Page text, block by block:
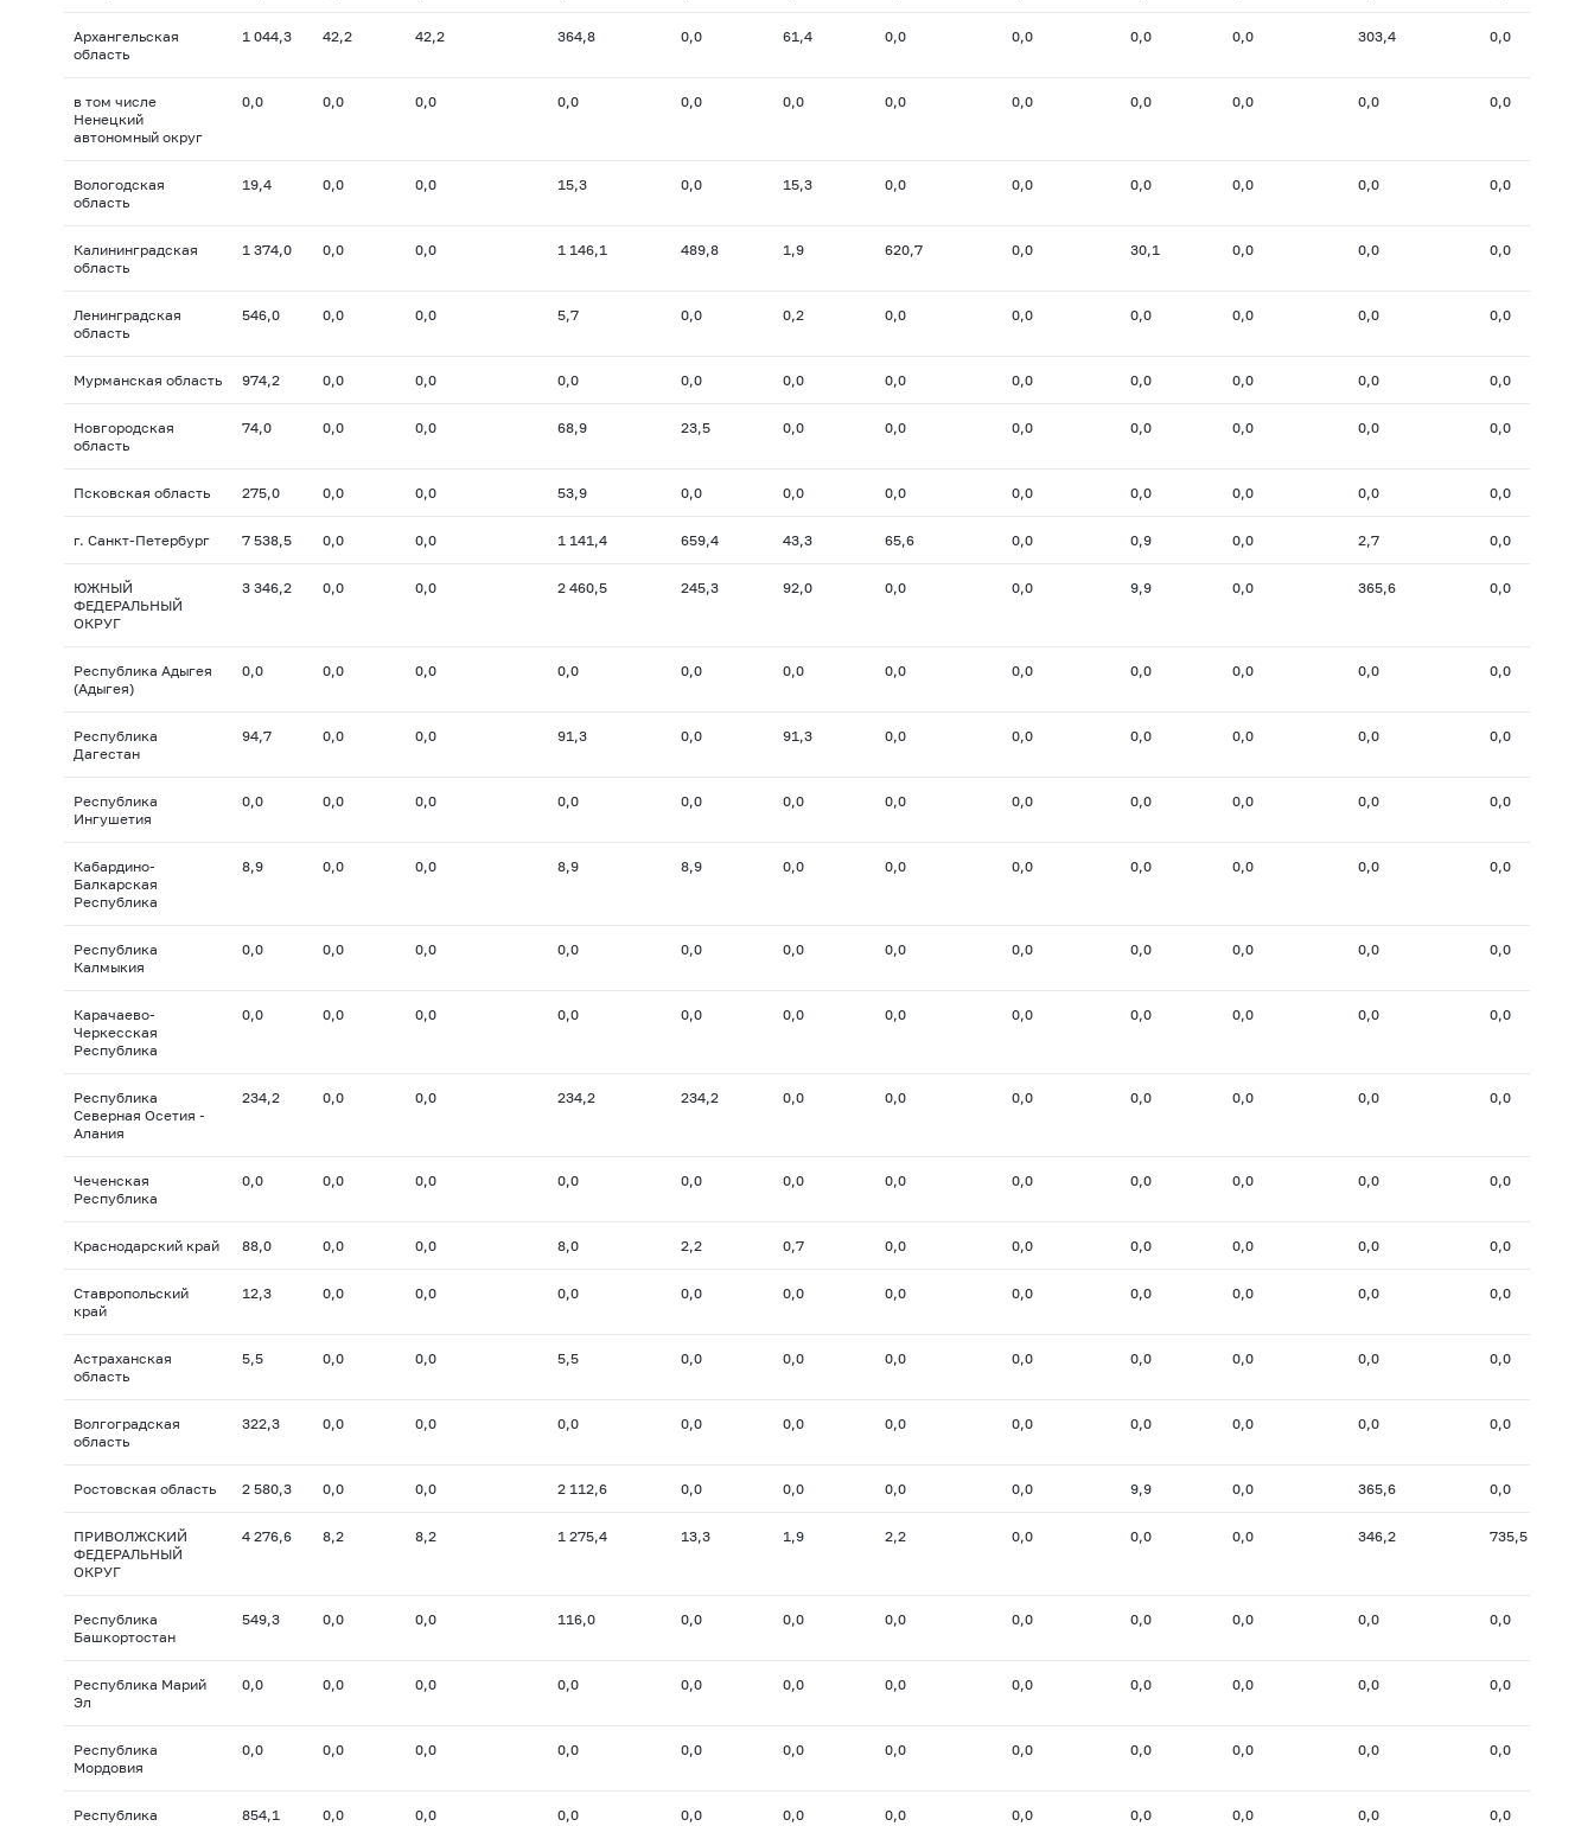
Архангельская
область
1 044,3 42,2 42,2 364,8 0,0 61,4 0,0 0,0 0,0 0,0 303,4 0,0
в том числе
Ненецкий
автономный округ
0,0 0,0 0,0 0,0 0,0 0,0 0,0 0,0 0,0 0,0 0,0 0,0
Вологодская
область
19,4 0,0 0,0 15,3 0,0 15,3 0,0 0,0 0,0 0,0 0,0 0,0
Калининградская
область
1 374,0 0,0 0,0 1 146,1 489,8 1,9 620,7 0,0 30,1 0,0 0,0 0,0
Ленинградская
область
546,0 0,0 0,0 5,7 0,0 0,2 0,0 0,0 0,0 0,0 0,0 0,0
Мурманская область 974,2 0,0 0,0 0,0 0,0 0,0 0,0 0,0 0,0 0,0 0,0 0,0
Новгородская
область
74,0 0,0 0,0 68,9 23,5 0,0 0,0 0,0 0,0 0,0 0,0 0,0
Псковская область 275,0 0,0 0,0 53,9 0,0 0,0 0,0 0,0 0,0 0,0 0,0 0,0
г. Санкт-Петербург 7 538,5 0,0 0,0 1 141,4 659,4 43,3 65,6 0,0 0,9 0,0 2,7 0,0
ЮЖНЫЙ
ФЕДЕРАЛЬНЫЙ
ОКРУГ
3 346,2 0,0 0,0 2 460,5 245,3 92,0 0,0 0,0 9,9 0,0 365,6 0,0
Республика Адыгея
(Адыгея)
0,0 0,0 0,0 0,0 0,0 0,0 0,0 0,0 0,0 0,0 0,0 0,0
Республика
Дагестан
94,7 0,0 0,0 91,3 0,0 91,3 0,0 0,0 0,0 0,0 0,0 0,0
Республика
Ингушетия
0,0 0,0 0,0 0,0 0,0 0,0 0,0 0,0 0,0 0,0 0,0 0,0
Кабардино-
Балкарская
Республика
8,9 0,0 0,0 8,9 8,9 0,0 0,0 0,0 0,0 0,0 0,0 0,0
Республика
Калмыкия
0,0 0,0 0,0 0,0 0,0 0,0 0,0 0,0 0,0 0,0 0,0 0,0
Карачаево-
Черкесская
Республика
0,0 0,0 0,0 0,0 0,0 0,0 0,0 0,0 0,0 0,0 0,0 0,0
Республика
Северная Осетия -
Алания
234,2 0,0 0,0 234,2 234,2 0,0 0,0 0,0 0,0 0,0 0,0 0,0
Чеченская
Республика
0,0 0,0 0,0 0,0 0,0 0,0 0,0 0,0 0,0 0,0 0,0 0,0
Краснодарский край 88,0 0,0 0,0 8,0 2,2 0,7 0,0 0,0 0,0 0,0 0,0 0,0
Ставропольский
край
12,3 0,0 0,0 0,0 0,0 0,0 0,0 0,0 0,0 0,0 0,0 0,0
Астраханская
область
5,5 0,0 0,0 5,5 0,0 0,0 0,0 0,0 0,0 0,0 0,0 0,0
Волгоградская
область
322,3 0,0 0,0 0,0 0,0 0,0 0,0 0,0 0,0 0,0 0,0 0,0
Ростовская область 2 580,3 0,0 0,0 2 112,6 0,0 0,0 0,0 0,0 9,9 0,0 365,6 0,0
ПРИВОЛЖСКИЙ
ФЕДЕРАЛЬНЫЙ
ОКРУГ
4 276,6 8,2 8,2 1 275,4 13,3 1,9 2,2 0,0 0,0 0,0 346,2 735,5
Республика
Башкортостан
549,3 0,0 0,0 116,0 0,0 0,0 0,0 0,0 0,0 0,0 0,0 0,0
Республика Марий
Эл
0,0 0,0 0,0 0,0 0,0 0,0 0,0 0,0 0,0 0,0 0,0 0,0
Республика
Мордовия
0,0 0,0 0,0 0,0 0,0 0,0 0,0 0,0 0,0 0,0 0,0 0,0
Республика
854,1 0,0 0,0 0,0 0,0 0,0 0,0 0,0 0,0 0,0 0,0 0,0